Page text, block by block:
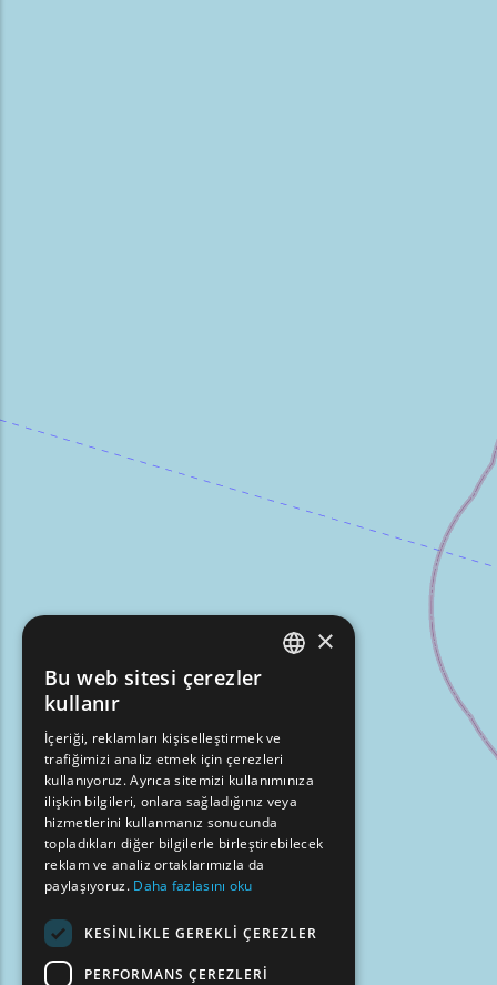
FRENCH
BULGARIAN
GERMAN
×
Bu web sitesi çerezler
kullanır
İçeriği, reklamları kişiselleştirmek ve
trafiğimizi analiz etmek için çerezleri
kullanıyoruz. Ayrıca sitemizi kullanımınıza
ilişkin bilgileri, onlara sağladığınız veya
hizmetlerini kullanmanız sonucunda
topladıkları diğer bilgilerle birleştirebilecek
reklam ve analiz ortaklarımızla da
paylaşıyoruz. Daha fazlasını oku
KESINLIKLE GEREKLI ÇEREZLER
PERFORMANS ÇEREZLERI